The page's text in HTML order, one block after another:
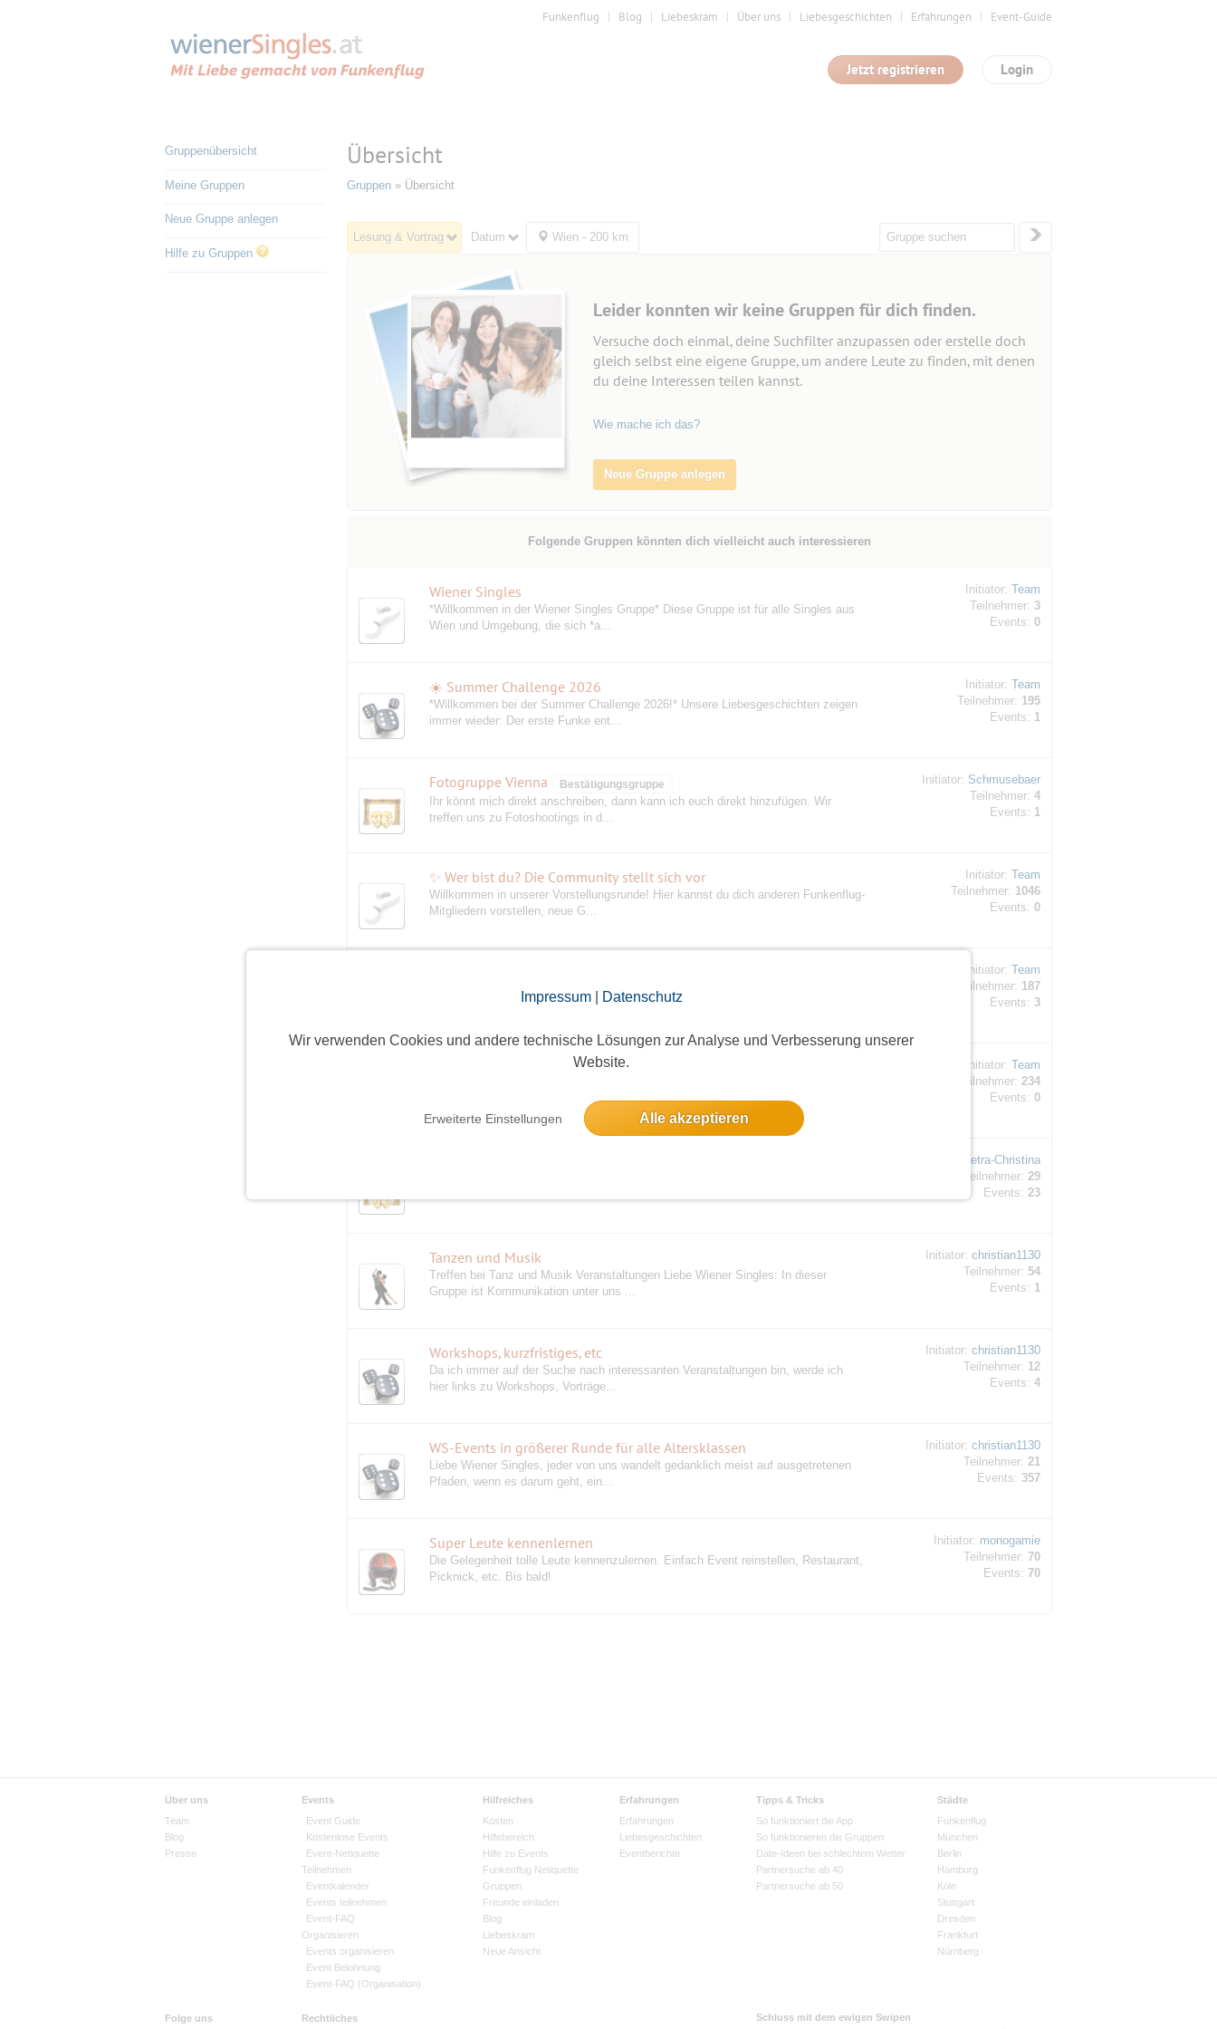
Impressum| Datenschutz
Wir verwenden Cookies und andere technische Lösungen zur Analyse und Verbesserung unserer
Website.
Erweiterte Einstellungen Alle akzeptieren
Funkenflug Blog Liebeskram Über uns Liebesgeschichten Erfahrungen Event-Guide
Login
Jetzt registrieren
Gruppenübersicht
Meine Gruppen
Neue Gruppe anlegen
Hilfe zu Gruppen
Übersicht
Gruppen» Übersicht
Lesung & Vortrag Datum Wien - 200 km
Leider konnten wir keine Gruppen für dich finden.
Versuche doch einmal, deine Suchfilter anzupassen oder erstelle doch
gleich selbst eine eigene Gruppe, um andere Leute zu finden, mit denen
du deine Interessen teilen kannst.
Wie mache ich das?
Neue Gruppe anlegen
Folgende Gruppen könnten dich vielleicht auch interessieren
Wiener Singles
*Willkommen in der Wiener Singles Gruppe* Diese Gruppe ist für alle Singles aus
Wien und Umgebung, die sich *a...
Initiator: Team
Teilnehmer: 3
Events: 0
☀️ Summer Challenge 2026
️*Willkommen bei der Summer Challenge 2026!* Unsere Liebesgeschichten zeigen
immer wieder: Der erste Funke ent...
Initiator: Team
Teilnehmer: 195
Events: 1
Fotogruppe Vienna Bestätigungsgruppe
Ihr könnt mich direkt anschreiben, dann kann ich euch direkt hinzufügen. Wir
treffen uns zu Fotoshootings in d...
Initiator: Schmusebaer
Teilnehmer: 4
Events: 1
✨ Wer bist du? Die Community stellt sich vor
Willkommen in unserer Vorstellungsrunde! Hier kannst du dich anderen Funkenflug-
Mitgliedern vorstellen, neue G...
Initiator: Team
Teilnehmer: 1046
Events: 0
Diese Gruppe ist für alle Event-Initiatoren und jene, die es werden wollen. ⚠️
Wichtig: Diese Gruppe ist aussc...
Initiator: Team
Teilnehmer: 187
Events: 3
Funkenflug Feedback & News Lounge
Diese Gruppe ist nur für Feedback,...
Initiator: Team
Teilnehmer: 234
Events: 0
Petra-Christina
Teilnehmer: 29
Events: 23
Tanzen und Musik
Treffen bei Tanz und Musik Veranstaltungen Liebe Wiener Singles: In dieser
Gruppe ist Kommunikation unter uns ...
Initiator: christian1130
Teilnehmer: 54
Events: 1
Workshops, kurzfristiges, etc
Da ich immer auf der Suche nach interessanten Veranstaltungen bin, werde ich
hier links zu Workshops, Vorträge...
Initiator: christian1130
Teilnehmer: 12
Events: 4
WS-Events in größerer Runde für alle Altersklassen
Liebe Wiener Singles, jeder von uns wandelt gedanklich meist auf ausgetretenen
Pfaden, wenn es darum geht, ein...
Initiator: christian1130
Teilnehmer: 21
Events: 357
Super Leute kennenlernen
Die Gelegenheit tolle Leute kennenzulernen. Einfach Event reinstellen, Restaurant,
Picknick, etc. Bis bald!
Initiator: monogamie
Teilnehmer: 70
Events: 70
Über uns
Team
Blog
Presse
Events
Event Guide
Kostenlose Events
Event-Netiquette
Teilnehmen
Eventkalender
Events teilnehmen
Event-FAQ
Organisieren
Events organisieren
Event Belohnung
Event-FAQ (Organisation)
Hilfreiches
Kosten
Hilfebereich
Hilfe zu Events
Funkenflug Netiquette
Gruppen
Freunde einladen
Blog
Liebeskram
Neue Ansicht
Erfahrungen
Erfahrungen
Liebesgeschichten
Eventberichte
Tipps & Tricks
So funktioniert die App
So funktionieren die Gruppen
Date-Ideen bei schlechtem Wetter
Partnersuche ab 40
Partnersuche ab 50
Städte
Funkenflug
München
Berlin
Hamburg
Köln
Stuttgart
Dresden
Frankfurt
Nürnberg
Folge uns Rechtliches
Schluss mit dem ewigen Swipen